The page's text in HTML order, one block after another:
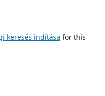
keresés indítása for this